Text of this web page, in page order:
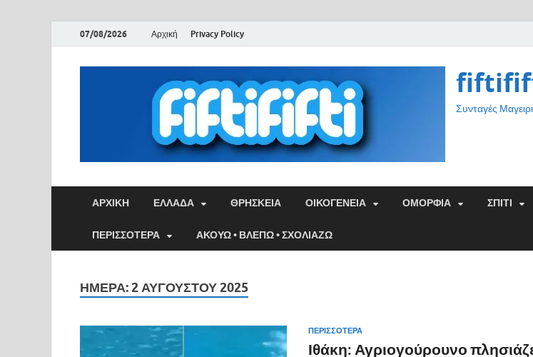
07/08/2026 Αρχική Privacy Policy
Συνταγές
ΑΡΧΙΚΉ ΕΛΛΑΔΑ ΘΡΗΣΚΕΙΑ ΟΙΚΟΓΕΝΕΙΑ ΟΜΟΡΦΙΑ ΣΠΙΤΙ
ΠΕΡΙΣΣΟΤΕΡΑ ΑΚΟΥΩ • ΒΛΕΠΩ • ΣΧΟΛΙΑΖΩ
ΗΜΈΡΑ:2 ΑΥΓΟΎΣΤΟΥ 2025
ΠΕΡΙΣΣΟΤΕΡΑ
Ιθάκη: Αγριογούρουνο